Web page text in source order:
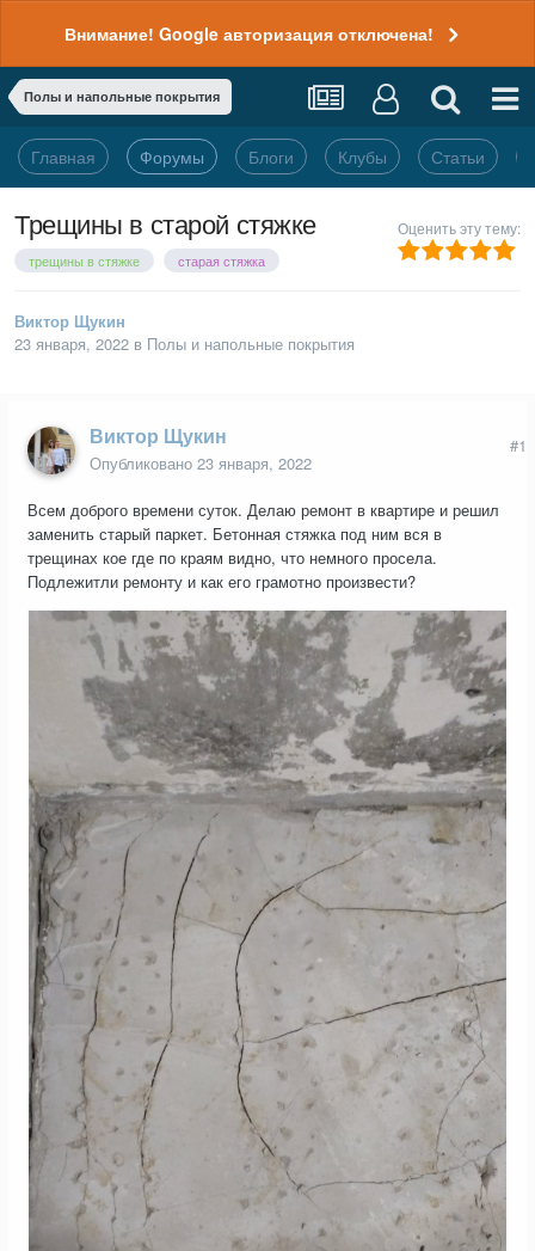
Внимание! Google авторизация отключена!
Полы и напольные покрытия
Главная Форумы Блоги Клубы Статьи
Трещины в старой стяжке
трещины в стяжке старая стяжка
Оценить эту тему:
Виктор Щукин
23 января, 2022 в Полы и напольные покрытия
Виктор Щукин
Опубликовано 23 января, 2022
#1
Всем доброго времени суток. Делаю ремонт в квартире и решил
заменить старый паркет. Бетонная стяжка под ним вся в
трещинах кое где по краям видно, что немного просела.
Подлежитли ремонту и как его грамотно произвести?